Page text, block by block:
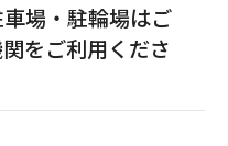
場・駐輪場はご
をご利用くださ